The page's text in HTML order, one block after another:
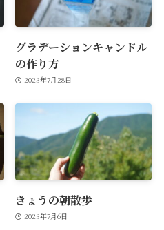
グラデーションキャンドル
の作り方
2023年7月28日
きょうの朝散歩
2023年7月6日